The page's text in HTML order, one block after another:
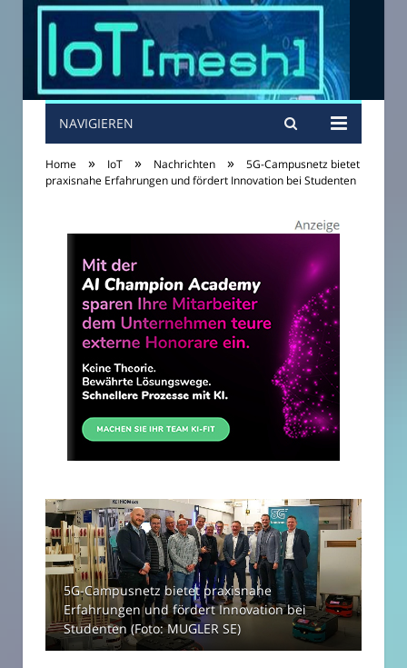
NAVIGIEREN
Home » IoT » Nachrichten »
5G-Campusnetz bietet
praxisnahe Erfahrungen und fördert Innovation bei Studenten
5G-Campusnetz bietet praxisnahe
Erfahrungen und fördert Innovation bei
Studenten (Foto: MUGLER SE)